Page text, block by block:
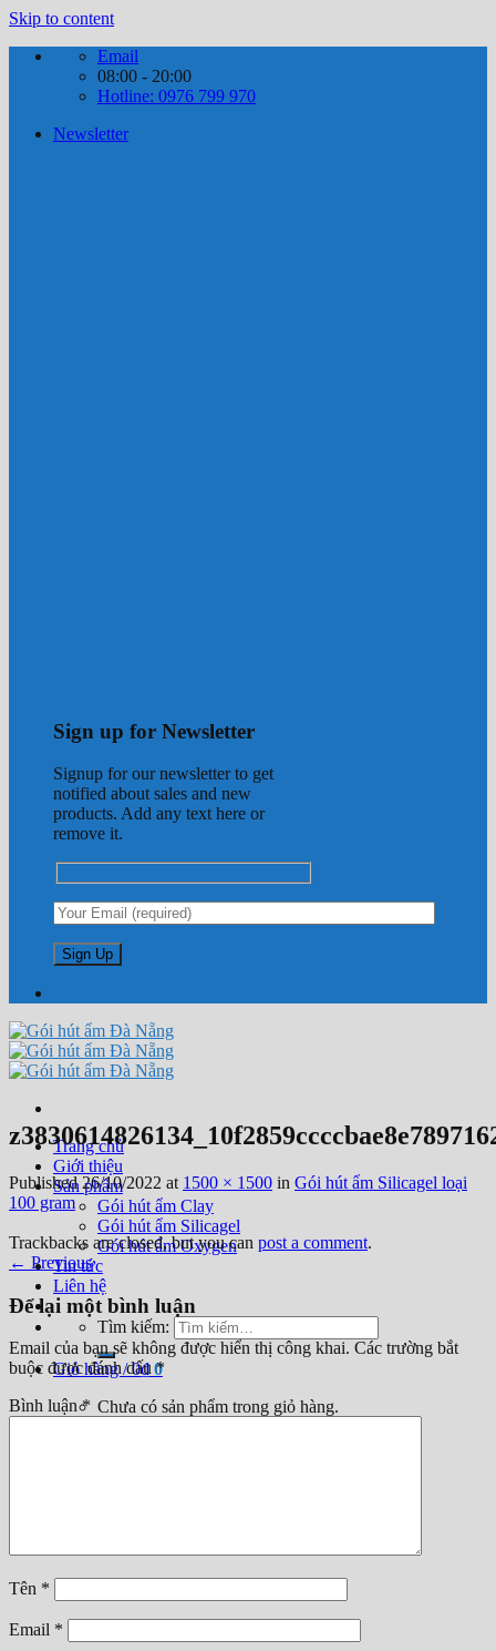
Skip to content
Email
08:00 - 20:00
Hotline: 0976 799 970
Newsletter
Sign up for Newsletter
Signup for our newsletter to get
notified about sales and new
products. Add any text here or
remove it.
Trang chủ
Giới thiệu
Sản phẩm
Gói hút ẩm Clay
Gói hút ẩm Silicagel
Gói hút ẩm Oxygen
Tin tức
Liên hệ
Tìm kiếm:
Giỏ hàng /0₫ 0
Chưa có sản phẩm trong giỏ hàng.
Published 26/10/2022 at 1500 × 1500 in Gói hút ẩm Silicagel loại
100 gram
Trackbacks are closed, but you can post a comment.
← Previous
Để lại một bình luận
Email của bạn sẽ không được hiển thị công khai. Các trường bắt
buộc được đánh dấu*
Bình luận*
Tên *
Email *